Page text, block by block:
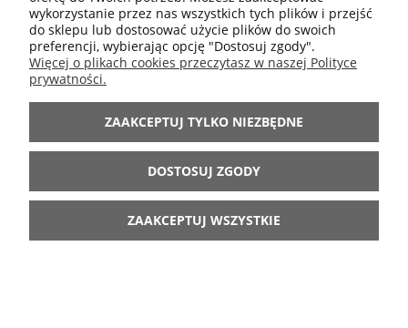
INFORMACJE
ARANŻACJE
BĄDŹ Z NAMI
wykorzystanie przez nas wszystkich tych plików i przejść
do sklepu lub dostosować użycie plików do swoich
preferencji, wybierając opcję "Dostosuj zgody".
Więcej o plikach cookies przeczytasz w naszej Polityce
prywatności.
ZAAKCEPTUJ TYLKO NIEZBĘDNE
DOSTOSUJ ZGODY
ZAAKCEPTUJ WSZYSTKIE